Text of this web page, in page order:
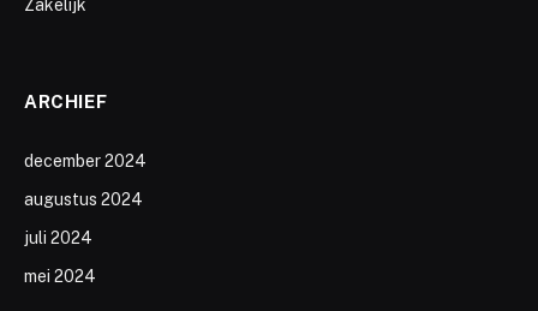
Zakelijk
ARCHIEF
december 2024
augustus 2024
juli 2024
mei 2024